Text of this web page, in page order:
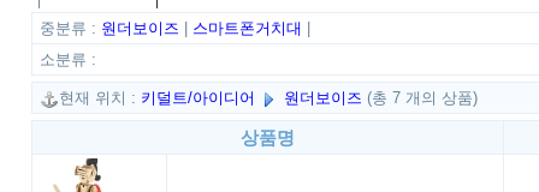
중분류 : 원더보이즈 스마트폰거치대
소분류 :
현재 위치 : 키덜트/아이디어 원더보이즈(총 7 개의 상품)
상품명